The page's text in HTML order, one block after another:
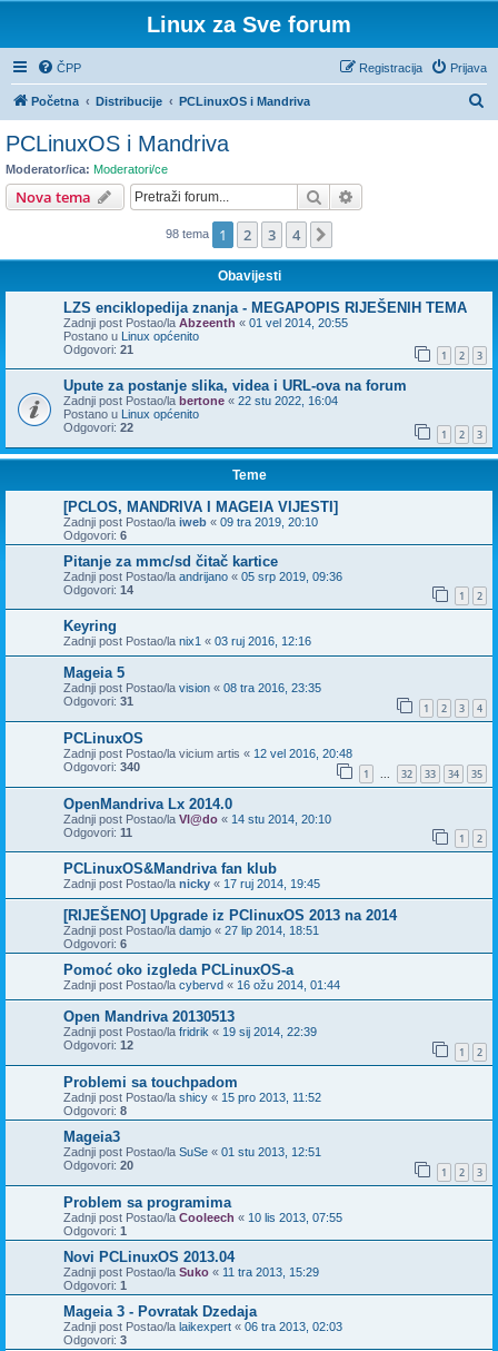
Linux za Sve forum
ČPP Prijava
Registracija
Početna Distribucije PCLinuxOS i Mandriva
ž
PCLinuxOS i Mandriva
Moderator/ica: Moderatori/ce
Nova tema Pretražnik
98 tema 1 2 3 4
Obavijesti
LZS enciklopedija znanja - MEGAPOPIS RIJEŠENIH TEMA
Zadnji post Postao/la Abzeenth « 01 vel 2014, 20:55
Postano u Linux općenito
Odgovori: 21 1 2 3
Upute za postanje slika, videa i URL-ova na forum
Zadnji post Postao/la bertone « 22 stu 2022, 16:04
Postano u Linux općenito
Odgovori: 22 1 2 3
Teme
[PCLOS, MANDRIVA I MAGEIA VIJESTI]
Zadnji post Postao/la iweb « 09 tra 2019, 20:10
Odgovori: 6
Pitanje za mmc/sd čitač kartice
Zadnji post Postao/la andrijano « 05 srp 2019, 09:36
Odgovori: 14 1 2
Keyring
Zadnji post Postao/la nix1 « 03 ruj 2016, 12:16
Mageia 5
Zadnji post Postao/la vision « 08 tra 2016, 23:35
Odgovori: 31 1 2 3 4
PCLinuxOS
Zadnji post Postao/la vicium artis « 12 vel 2016, 20:48
Odgovori: 340 1 ... 32 33 34 35
OpenMandriva Lx 2014.0
Zadnji post Postao/la Vl@do « 14 stu 2014, 20:10
Odgovori: 11 1 2
PCLinuxOS&Mandriva fan klub
Zadnji post Postao/la nicky « 17 ruj 2014, 19:45
[RIJEŠENO] Upgrade iz PClinuxOS 2013 na 2014
Zadnji post Postao/la damjo « 27 lip 2014, 18:51
Odgovori: 6
Pomoć oko izgleda PCLinuxOS-a
Zadnji post Postao/la cybervd « 16 ožu 2014, 01:44
Open Mandriva 20130513
Zadnji post Postao/la fridrik « 19 sij 2014, 22:39
Odgovori: 12 1 2
Problemi sa touchpadom
Zadnji post Postao/la shicy « 15 pro 2013, 11:52
Odgovori: 8
Mageia3
Zadnji post Postao/la SuSe « 01 stu 2013, 12:51
Odgovori: 20 1 2 3
Problem sa programima
Zadnji post Postao/la Cooleech « 10 lis 2013, 07:55
Odgovori: 1
Novi PCLinuxOS 2013.04
Zadnji post Postao/la Suko « 11 tra 2013, 15:29
Odgovori: 1
Mageia 3 - Povratak Dzedaja
Zadnji post Postao/la laikexpert « 06 tra 2013, 02:03
Odgovori: 3